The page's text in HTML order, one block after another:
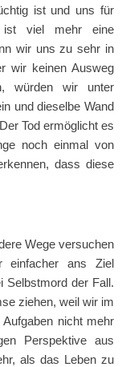
ist und uns für
ist viel mehr eine
wir uns zu sehr in
wir keinen Ausweg
würden wir unter
und dieselbe Wand
Tod ermöglicht es
noch einmal von
dass diese
Wege versuchen
einfacher ans Ziel
Selbstmord der Fall.
ziehen, weil wir im
nicht mehr
Perspektive aus
als das Leben zu